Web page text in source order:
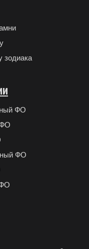
зодиака
ФО
ФО